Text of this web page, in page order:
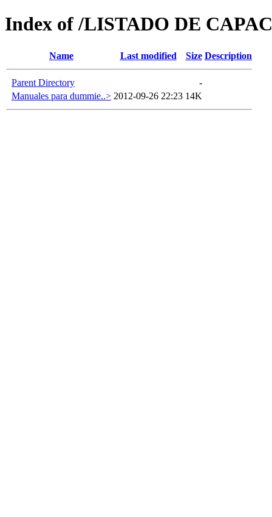
Index of /LISTADO DE
Name Last modified Size Description
Parent Directory
-
Manuales para dummie..> 2012-09-26 22:23 14K